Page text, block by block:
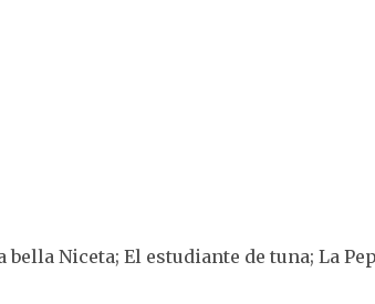
bella Niceta; El estudiante de tuna; La